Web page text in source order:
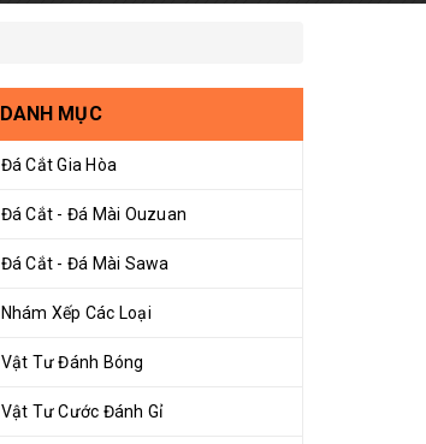
DANH MỤC
Đá Cắt Gia Hòa
Đá Cắt - Đá Mài Ouzuan
Đá Cắt - Đá Mài Sawa
Nhám Xếp Các Loại
Vật Tư Đánh Bóng
Vật Tư Cước Đánh Gỉ